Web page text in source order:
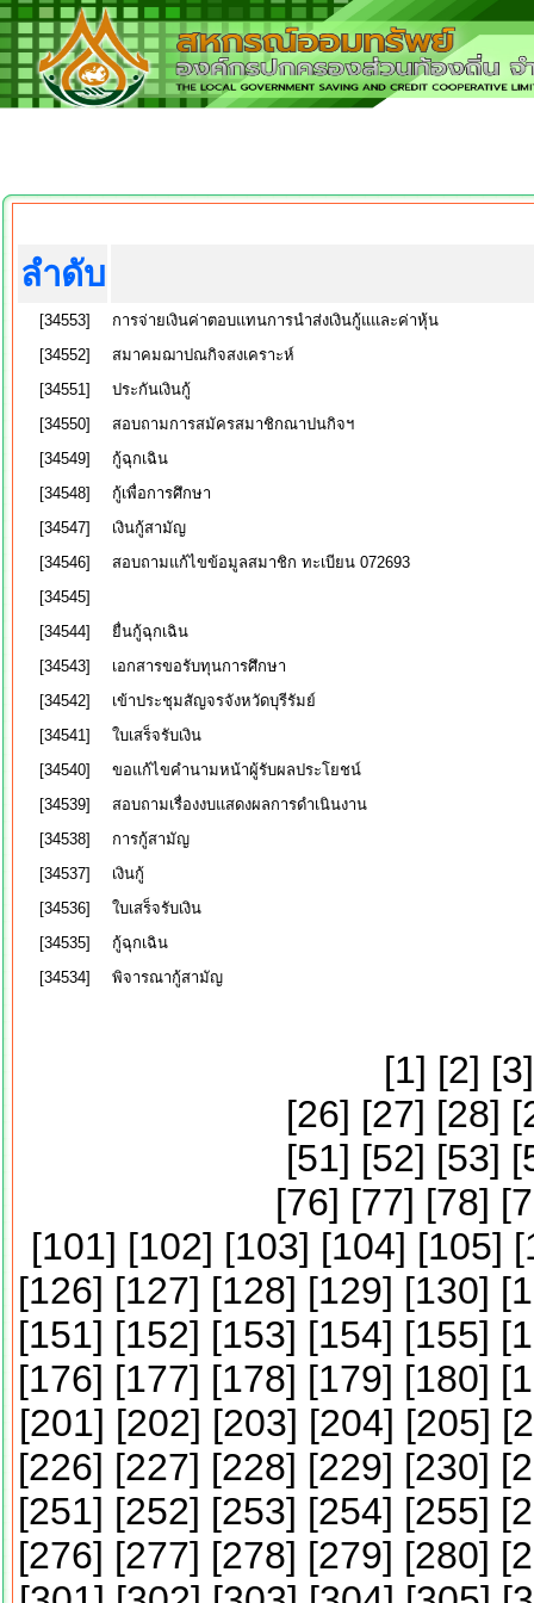
ลำดับ
[34553]
การจ่ายเงินค่าตอบแทนการนำส่งเงินกู้แและค่าหุ้น
[34552]
สมาคมฌาปณกิจสงเคราะห์
[34551]
ประกันเงินกู้
[34550]
สอบถามการสมัครสมาชิกณาปนกิจฯ
[34549]
กู้ฉุกเฉิน
[34548]
กู้เพื่อการศึกษา
[34547]
เงินกู้สามัญ
[34546]
สอบถามแก้ไขข้อมูลสมาชิก ทะเบียน 072693
[34545]
[34544]
ยื่นกู้ฉุกเฉิน
[34543]
เอกสารขอรับทุนการศึกษา
[34542]
เข้าประชุมสัญจรจังหวัดบุรีรัมย์
[34541]
ใบเสร็จรับเงิน
[34540]
ขอแก้ไขคำนามหน้าผู้รับผลประโยชน์
[34539]
สอบถามเรื่องงบแสดงผลการดำเนินงาน
[34538]
การกู้สามัญ
[34537]
เงินกู้
[34536]
ใบเสร็จรับเงิน
[34535]
กู้ฉุกเฉิน
[34534]
พิจารณากู้สามัญ
[1] [2] [3
[26] [27] [28] [
[51] [52] [53] [
[76] [77] [78] [
[101] [102] [103] [104] [105] [
[126] [127] [128] [129] [130] [
[151] [152] [153] [154] [155] [
[176] [177] [178] [179] [180] [
[201] [202] [203] [204] [205] [
[226] [227] [228] [229] [230] [
[251] [252] [253] [254] [255] [
[276] [277] [278] [279] [280] [